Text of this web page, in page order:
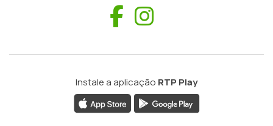
Facebook
Instale a aplicação RTP Play